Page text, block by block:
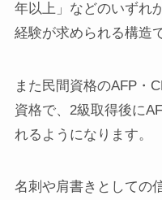
年以上」などのいずれ
経験が求められる構造
また民間資格のAFP・
資格で、2級取得後に
れるようになります。
名刺や肩書きとしての